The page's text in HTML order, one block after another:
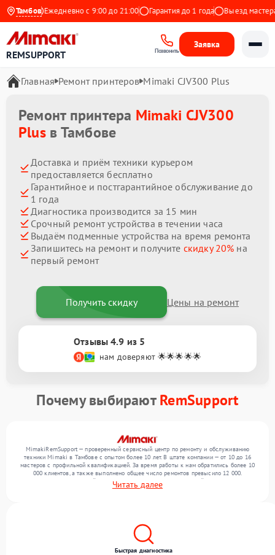
ТамбовЕжедневно с 9:00 до 21:00 Гарантия до 1 года Выезд мастера
REMSUPPORT Позвонить
Заявка
Главная Ремонт принтеров Mimaki CJV300 Plus
Ремонт принтера Mimaki CJV300
Plusв Тамбове
Доставка и приём техники курьером
предоставляется бесплатно
Гарантийное и постгарантийное обслуживание до
1 года
Диагностика производится за 15 мин
Срочный ремонт устройства в течении часа
Выдаём подменные устройства на время ремонта
Запишитесь на ремонт и получите скидку 20% на
первый ремонт
Получить скидку Цены на ремонт
Отзывы 4.9 из 5
нам доверяют 🌟🌟🌟🌟🌟
Почему выбираютRemSupport
MimakiRemSupport — проверенный сервисный центр по ремонту и обслуживанию
техники Mimaki в Тамбове с опытом более 10 лет. В штате компании — от 10 до 16
мастеров с профильной квалификацией. За время работы к нам обратились более 10
000 клиентов, а также выполнено общее число ремонтов превысило 12 000.
Ежемесячно в сервисный центр поступает более 300 обращений, включая , , . Мы
беремся за задачи любой сложности и гарантируем высокое качество обслуживания
Читать далее
Быстрая диагностика